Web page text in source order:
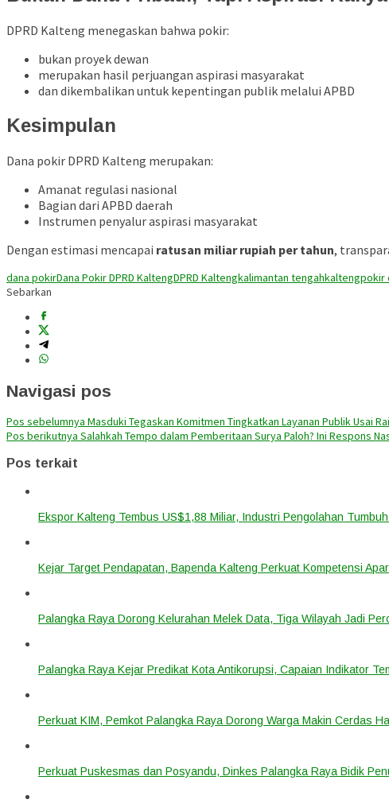
DPRD Kalteng menegaskan bahwa pokir:
bukan proyek dewan
merupakan hasil perjuangan aspirasi masyarakat
dan dikembalikan untuk kepentingan publik melalui APBD
Kesimpulan
Dana pokir DPRD Kalteng merupakan:
Amanat regulasi nasional
Bagian dari APBD daerah
Instrumen penyalur aspirasi masyarakat
Dengan estimasi mencapai ratusan miliar rupiah per tahun,
dana pokirDana Pokir DPRD KaltengDPRD Kaltengkalimantan tengahkaltengpokir
Sebarkan
Navigasi pos
Pos sebelumnya Masduki Tegaskan Komitmen Tingkatkan Layanan Publik Usai
Pos berikutnya Salahkah Tempo dalam Pemberitaan Surya Paloh? Ini Respons
Pos terkait
Ekspor Kalteng Tembus US$1,88 Miliar, Industri Pengolahan
Kejar Target Pendapatan, Bapenda Kalteng Perkuat Kompetensi
Palangka Raya Dorong Kelurahan Melek Data, Tiga Wilayah Jadi
Palangka Raya Kejar Predikat Kota Antikorupsi, Capaian Indikator
Perkuat KIM, Pemkot Palangka Raya Dorong Warga Makin Cerdas
Perkuat Puskesmas dan Posyandu, Dinkes Palangka Raya Bidik